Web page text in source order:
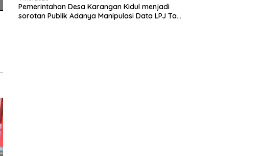
Pemerintahan Desa Karangan Kidul menjadi
sorotan Publik Adanya Manipulasi Data LPJ Ta